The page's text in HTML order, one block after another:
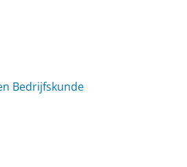
Bedrijfskunde